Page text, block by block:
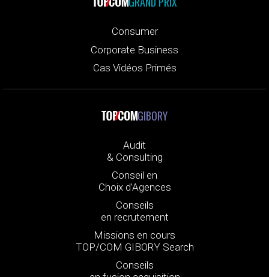
Consumer
Corporate Business
Cas Vidéos Primés
GIBORY
Audit
& Consulting
Conseil en
Choix d’Agences
Conseils
en recrutement
Missions en cours
TOP/COM GIBORY Search
Conseils